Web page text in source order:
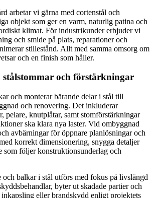
arbetar vi gärna med cortenstål och
objekt som ger en varm, naturlig patina och
klimat. För industrikunder erbjuder vi
och smide på plats, reparationer och
stillestånd. Allt med samma omsorg om
och en finish som håller.
stålstommar och förstärkningar
och monterar bärande delar i stål till
och renovering. Det inkluderar
pelare, knutplåtar, samt stomförstärkningar
ska klara nya laster. Vid ombyggnad
avbärningar för öppnare planlösningar och
korrekt dimensionering, snygga detaljer
som följer konstruktionsunderlag och
och balkar i stål utförs med fokus på livslängd
byter ut skadade partier och
eller brandskydd enligt projektets